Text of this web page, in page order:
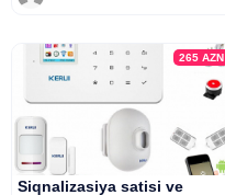
265AZN
Siqnalizasiya satisi ve